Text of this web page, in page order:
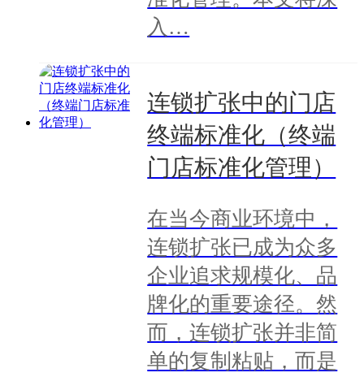
入…
连锁扩张中的门店
终端标准化（终端
门店标准化管理）
在当今商业环境中，
连锁扩张已成为众多
企业追求规模化、品
牌化的重要途径。然
而，连锁扩张并非简
单的复制粘贴，而是